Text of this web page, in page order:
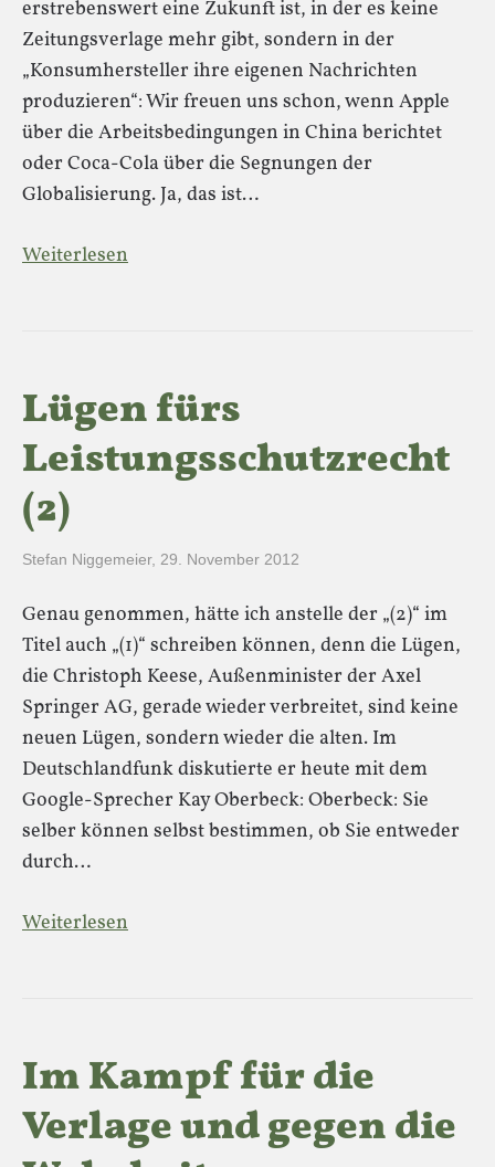
erstrebenswert eine Zukunft ist, in der es keine
Zeitungsverlage mehr gibt, sondern in der
„Konsumhersteller ihre eigenen Nachrichten
produzieren“: Wir freuen uns schon, wenn Apple
über die Arbeitsbedingungen in China berichtet
oder Coca-Cola über die Segnungen der
Globalisierung. Ja, das ist…
Weiterlesen
Lügen fürs
Leistungsschutzrecht
(2)
Stefan Niggemeier, 29. November 2012
Genau genommen, hätte ich anstelle der „(2)“ im
Titel auch „(1)“ schreiben können, denn die Lügen,
die Christoph Keese, Außenminister der Axel
Springer AG, gerade wieder verbreitet, sind keine
neuen Lügen, sondern wieder die alten. Im
Deutschlandfunk diskutierte er heute mit dem
Google-Sprecher Kay Oberbeck: Oberbeck: Sie
selber können selbst bestimmen, ob Sie entweder
durch…
Weiterlesen
Im Kampf für die
Verlage und gegen die